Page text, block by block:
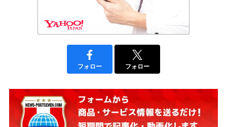
フォロー フォロー